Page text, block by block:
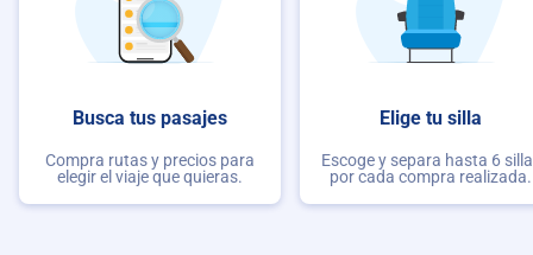
Busca tus pasajes
Compra rutas y precios para
elegir el viaje que quieras.
Elige tu silla
Escoge y separa hasta 6
por cada compra realizada.